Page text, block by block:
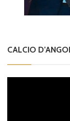
CALCIO